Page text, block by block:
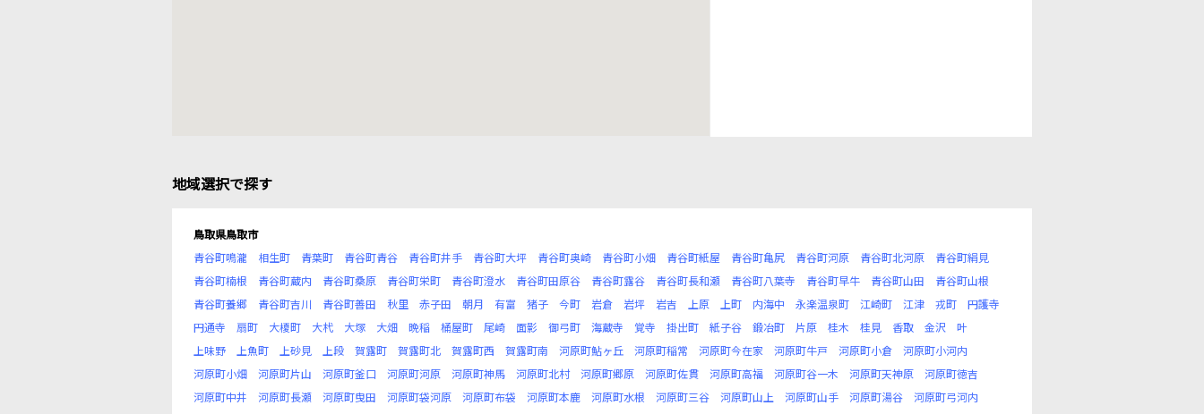
地域選択で探す
鳥取県鳥取市
青谷町鳴瀧
相生町 青葉町 青谷町青谷 青谷町井手 青谷町大坪 青谷町奥崎 青谷町小畑 青谷町紙屋 青谷町亀尻 青谷町河原 青谷町北河原
青谷町絹見
青谷町楠根
青谷町蔵内 青谷町桑原 青谷町栄町 青谷町澄水 青谷町田原谷 青谷町露谷 青谷町長和瀬 青谷町八葉寺 青谷町早牛 青谷町山田
青谷町山根
青谷町養郷
青谷町吉川 青谷町善田 秋里 赤子田 朝月 有富 猪子 今町 岩倉 岩坪 岩吉 上原 上町 内海中 永楽温泉町 江崎町 江津 戎町
円護寺
円通寺
扇町 大榎町 大杙 大塚 大畑 晩稲 桶屋町 尾崎 面影 御弓町 海蔵寺 覚寺 掛出町 紙子谷 鍛冶町 片原 桂木 桂見 香取 金沢
叶
上味野
上魚町 上砂見 上段 賀露町 賀露町北 賀露町西 賀露町南 河原町鮎ヶ丘 河原町稲常 河原町今在家 河原町牛戸 河原町小倉
河原町小河内
河原町小畑
河原町片山 河原町釜口 河原町河原 河原町神馬 河原町北村 河原町郷原 河原町佐貫 河原町高福 河原町谷一木 河原町天神原
河原町徳吉
河原町中井
河原町長瀬 河原町曳田 河原町袋河原 河原町布袋 河原町本鹿 河原町水根 河原町三谷 河原町山上 河原町山手 河原町湯谷
河原町弓河内